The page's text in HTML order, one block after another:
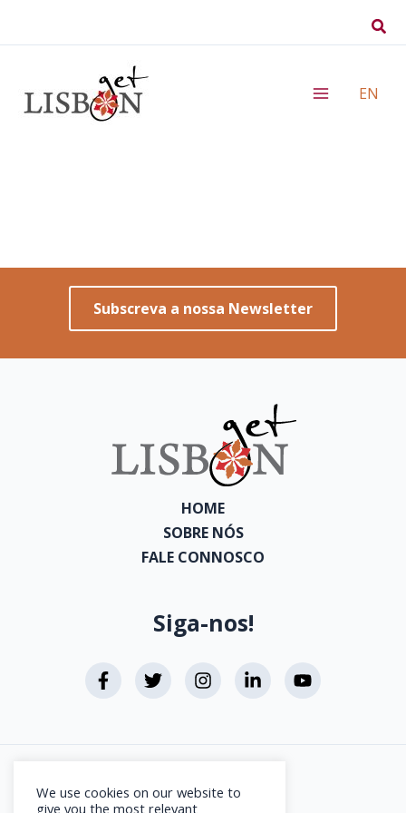
EN
Subscreva a nossa Newsletter
HOME
SOBRE NÓS
FALE CONNOSCO
Siga-nos!
Direitos de Autor
We use cookies on our website to
give you the most relevant